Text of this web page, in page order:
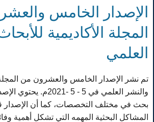
الإصدار الخامس
المجلة الأكاديمية
العلمي
تم نشر الإصدار الخامس والعشرون من المجلة
والنشر العلمي في 5 - 5
بحث في مختلف التخصصات، كما أن الإصدار
المشاكل البحثية المهمه التي تشكل أهمية